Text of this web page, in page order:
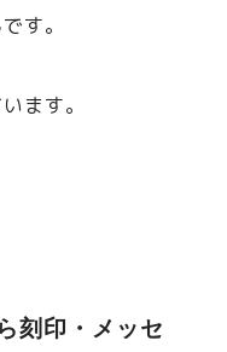
す。
ます。
刻印・メッセ